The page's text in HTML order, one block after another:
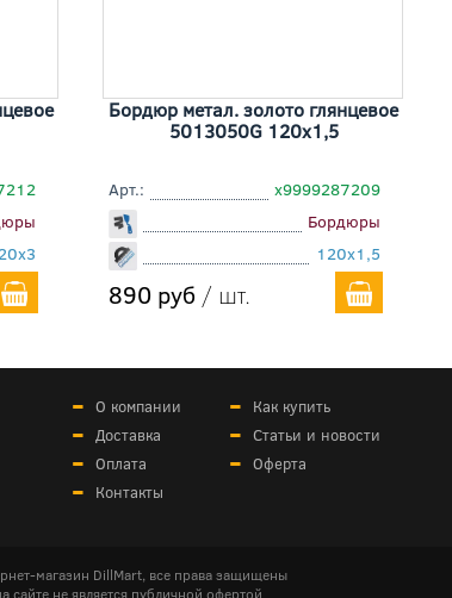
Бордюр метал. золото глянцевое
5013050G 120x1,5
Арт.:
х9999287209
Бордюры
120x1,5
890 руб / шт.
О компании
Как купить
Доставка
Статьи и новости
Оплата
Оферта
Контакты
магазин DillMart, все права защищены
сайте не является публичной офертой